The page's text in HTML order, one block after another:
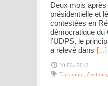
Deux mois après
présidentielle et
contestées en
démocratique du
l’UDPS, le
a relevé dans [...]
20 Fév 2012
Tag congo élections